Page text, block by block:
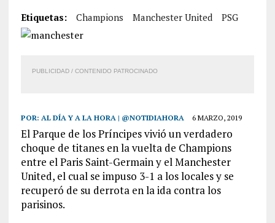
Etiquetas: Champions Manchester United PSG
PUBLICIDAD / CONTENIDO PATROCINADO
POR: AL DÍA Y A LA HORA | @NOTIDIAHORA 6 MARZO, 2019
El Parque de los Príncipes vivió un verdadero
choque de titanes en la vuelta de Champions
entre el Paris Saint-Germain y el Manchester
United, el cual se impuso 3-1 a los locales y se
recuperó de su derrota en la ida contra los
parisinos.